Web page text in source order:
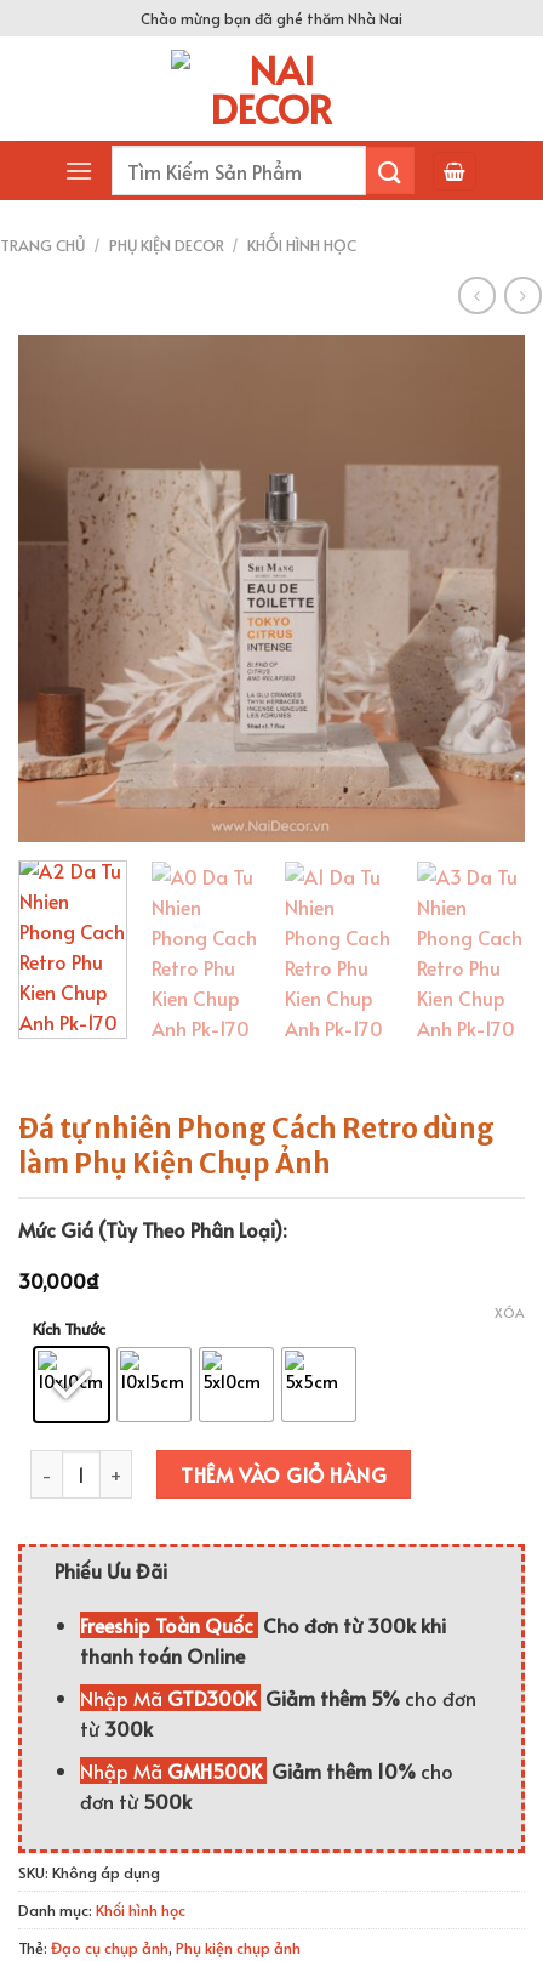
Chào mừng bạn đã ghé thăm Nhà Nai
Tìm
kiếm:
TRANG CHỦ / PHỤ KIỆN DECOR / KHỐI HÌNH HỌC
Đá tự nhiên Phong Cách Retro dùng
làm Phụ Kiện Chụp Ảnh
Mức Giá (Tùy Theo Phân Loại):
30,000₫
Kích Thước
XÓA
Đá tự nhiên Phong Cách Retro dùng làm Phụ Kiện Chụp Ảnh
THÊM VÀO GIỎ HÀNG
Phiếu Ưu Đãi
Freeship Toàn Quốc Cho đơn từ 300k khi
thanh toán Online
Nhập Mã GTD300K Giảm thêm 5%cho đơn
từ300k
Nhập Mã GMH500K Giảm thêm 10%cho
đơn từ500k
SKU: Không áp dụng
Danh mục: Khối hình học
Thẻ: Đạo cụ chụp ảnh, Phụ kiện chụp ảnh